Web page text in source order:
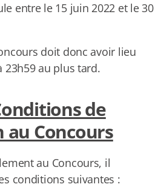
entre le 15 juin 2022 et le 30
doit donc avoir lieu
23h59 au plus tard.
de
Concours
au Concours, il
conditions suivantes :